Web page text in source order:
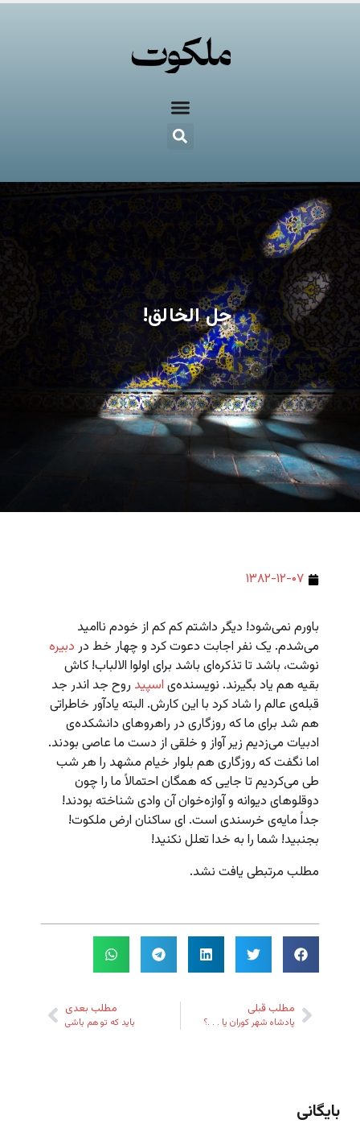
جل الخالق!
۱۳۸۲-۱۲-۰۷
باورم نمی‌شود! دیگر داشتم کم کم از خودم ناامید
می‌شدم. یک نفر اجابت دعوت کرد و چهار خط در دبیره
نوشت، باشد تا تذکره‌ای باشد برای اولوا الالباب! کاش
بقیه هم یاد بگیرند. نویسنده‌ی اسپید روح جد اندر جد
قبله‌ی عالم را شاد کرد با این کارش. البته یادآور خاطراتی
هم شد برای ما که روزگاری در راهروهای دانشکده‌ی
ادبیات می‌زدیم زیر آواز و خلقی از دست ما عاصی بودند.
اما نگفت که روزگاری هم بلوار خیام مشهد را هر شب
طی می‌کردیم تا جایی که همگان احتمالاً ما را چون
دوقلوهای دیوانه و آوازه‌خوان آن وادی شناخته بودند!
جداً‌ مایه‌ی خرسندی است. ای ساکنان ارض ملکوت!
بجنبید! شما را به خدا تعلل نکنید!
مطلب مرتبطی یافت نشد.
مطلب قبلی
پادشاه شهر کوران یا . . .؟
مطلب بعدی
باید که تو هم باشی
بایگانی